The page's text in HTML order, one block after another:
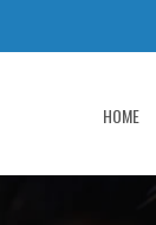
HOME